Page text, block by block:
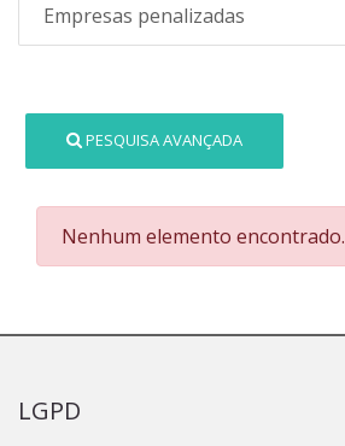
Empresas penalizadas
PESQUISA AVANÇADA
Nenhum elemento encontrado.
LGPD